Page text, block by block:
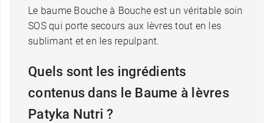
Le baume Bouche à Bouche est un véritable soin
SOS qui porte secours aux lèvres tout en les
sublimant et en les repulpant.
Quels sont les ingrédients
contenus dans le Baume à lèvres
Patyka Nutri ?